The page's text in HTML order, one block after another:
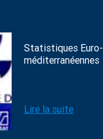
Statistiques Euro-
méditerranéennes
Lire la suite